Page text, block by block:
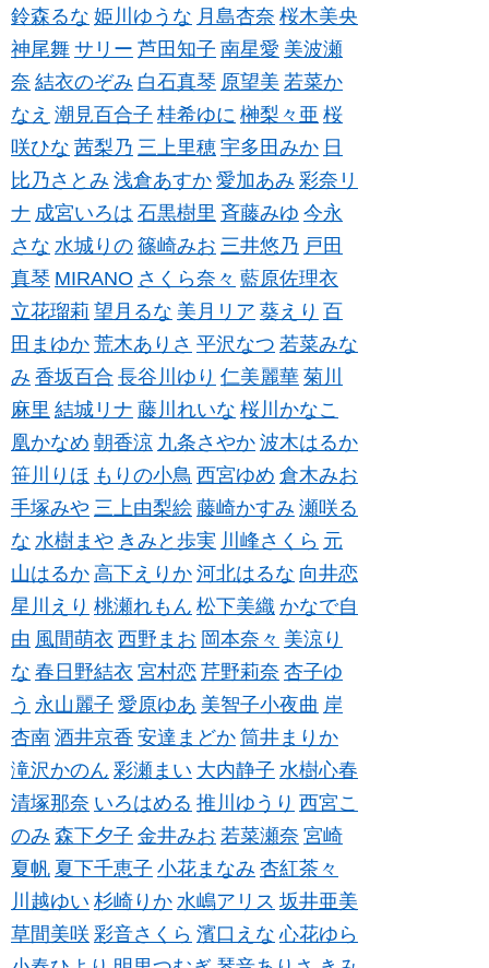
鈴森るな 姫川ゆうな 月島杏奈 桜木美央
神尾舞 サリー 芦田知子 南星愛 美波瀬
奈 結衣のぞみ 白石真琴 原望美 若菜か
なえ 潮見百合子 桂希ゆに 榊梨々亜 桜
咲ひな 茜梨乃 三上里穂 宇多田みか 日
比乃さとみ 浅倉あすか 愛加あみ 彩奈リ
ナ 成宮いろは 石黒樹里 斉藤みゆ 今永
さな 水城りの 篠崎みお 三井悠乃 戸田
真琴 MIRANO さくら奈々 藍原佐理衣
立花瑠莉 望月るな 美月リア 葵えり 百
田まゆか 荒木ありさ 平沢なつ 若菜みな
み 香坂百合 長谷川ゆり 仁美麗華 菊川
麻里 結城リナ 藤川れいな 桜川かなこ
凰かなめ 朝香涼 九条さやか 波木はるか
笹川りほ もりの小鳥 西宮ゆめ 倉木みお
手塚みや 三上由梨絵 藤崎かすみ 瀬咲る
な 水樹まや きみと歩実 川峰さくら 元
山はるか 高下えりか 河北はるな 向井恋
星川えり 桃瀬れもん 松下美織 かなで自
由 風間萌衣 西野まお 岡本奈々 美涼り
な 春日野結衣 宮村恋 芹野莉奈 杏子ゆ
う 永山麗子 愛原ゆあ 美智子小夜曲 岸
杏南 酒井京香 安達まどか 筒井まりか
滝沢かのん 彩瀬まい 大内静子 水樹心春
清塚那奈 いろはめる 推川ゆうり 西宮こ
のみ 森下夕子 金井みお 若菜瀬奈 宮崎
夏帆 夏下千恵子 小花まなみ 杏紅茶々
川越ゆい 杉崎りか 水嶋アリス 坂井亜美
草間美咲 彩音さくら 濱口えな 心花ゆら